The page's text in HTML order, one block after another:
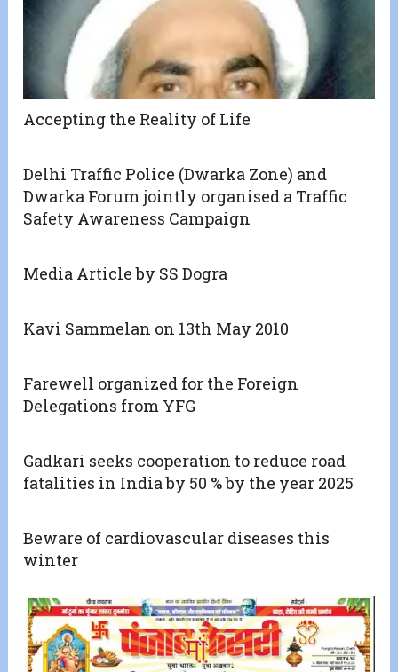
Accepting the Reality of Life
Delhi Traffic Police (Dwarka Zone) and
Dwarka Forum jointly organised a Traffic
Safety Awareness Campaign
Media Article by SS Dogra
Kavi Sammelan on 13th May 2010
Farewell organized for the Foreign
Delegations from YFG
Gadkari seeks cooperation to reduce road
fatalities in India by 50 % by the year 2025
Beware of cardiovascular diseases this
winter